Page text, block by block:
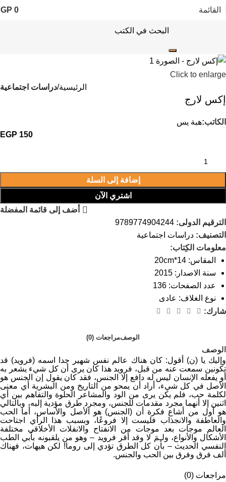
القائمة 0
Click to enlarge
الرئيسية دراسات اجتماعية
إكس لارج
الكاتب:هبة يس
EGP 150
إضافة إلى السلة
اشتري الآن
أضف إلى قائمة المفضلة
الترقيم الدولى: 9789774904244
التصنيف: دراسات اجتماعية
معلومات الكِتاب:
المقاس: 14*20cm
سنة الاصدار: 2015
عدد الصفحات: 136
نوع الغلاف: عادى
شارك:
الوصفمراجعات (0)
الوصف
وإليك يا (ن) أقول: كان هناك عالم نفس شهير جدا اسمه (فرويد) قد
تكونين سمعت عنه من قبل، فرويد هذا كان يرى أن كل شيء يشعر به
أو يفعله الإنسان ليس له دافع إلا الجنس، فقد كان يقول إن الجنس هو
الأصل في كل شيء، أراد أن يمحو من التاريخ ومن البشرية أي معنى
لكلمة حب، فلم يكن يرى من الود والمشاعر الحلوة والتفاهم بين أي
اثنين إلا أنهما مجرد مقدمات للجنس، ومجرد طرق مؤدية إليه، وبالتالي
هو أول من أشاع فكرة أن (الجنس) هو الأصل والأساس، أما الحب
والعاطفة والانجذاب فليست إلا فروعًا، وبسبب هذا الرأي اجتاحت
العالم موجات بعد موجات من الانفتاح والانفلات الأخلاقي مختلفة
الأشكال والأنواع، ولـمَ لا وقد أقر فرويد – وهو من يلقبونه بأبي الطب
النفسي الحديث – بأن كل الطرق تؤدي إلى روما! لكن هيهات، فهناك
ألف فرق وفرق بين الحب والجنس.
مراجعات (0)